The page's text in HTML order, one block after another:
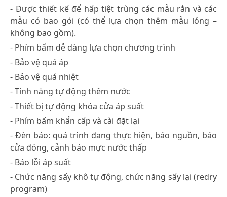
- Được thiết kế để hấp tiệt trùng các mẫu rắn và các
mẫu có bao gói (có thể lựa chọn thêm mẫu lỏng –
không bao gồm).
- Phím bấm dễ dàng lựa chọn chương trình
- Bảo vệ quá áp
- Bảo vệ quá nhiệt
- Tính năng tự động thêm nước
- Thiết bị tự động khóa cửa áp suất
- Phím bấm khẩn cấp và cài đặt lại
- Đèn báo: quá trình đang thực hiện, báo nguồn, báo
cửa đóng, cảnh báo mực nước thấp
- Báo lỗi áp suất
- Chức năng sấy khô tự động, chức năng sấy lại (redry
program)